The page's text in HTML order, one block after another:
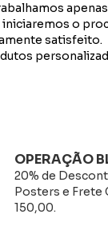
o
satisfeito.
OPERAÇÃO
20% de
Posters e Frete
150,00.